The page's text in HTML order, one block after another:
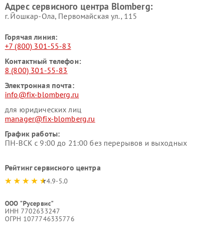
Адрес сервисного центра Blomberg:
г. Йошкар-Ола, Первомайская ул., 115
Горячая линия:
+7 (800) 301-55-83
Контактный телефон:
8 (800) 301-55-83
Электронная почта:
info@fix-blomberg.ru
для юридических лиц
manager@fix-blomberg.ru
График работы:
ПН-ВСК с 9:00 до 21:00 без перерывов и выходных
Рейтинг сервисного центра
4.9-5.0
ООО "Русервис"
ИНН 7702633247
ОГРН 1077746335776